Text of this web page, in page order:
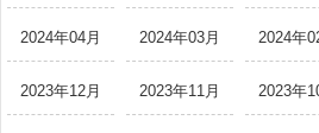
2024年04月 2024年03月 2024年
2023年12月 2023年11月 2023年